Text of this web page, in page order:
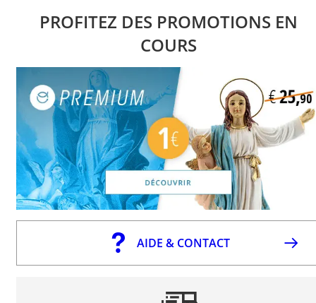
PROFITEZ DES PROMOTIONS EN
COURS
AIDE & CONTACT